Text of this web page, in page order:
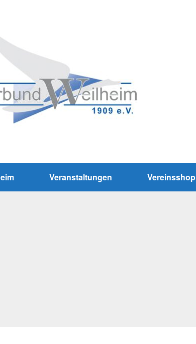
Veranstaltungen Vereinsshop